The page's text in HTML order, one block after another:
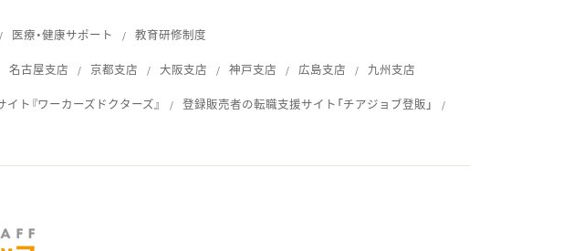
医療・健康サポート 教育研修制度
名古屋支店 京都支店 大阪支店 神戸支店 広島支店 九州支店
ト『ワーカーズドクターズ』
登録販売者の転職支援サイト「チアジョブ登販」